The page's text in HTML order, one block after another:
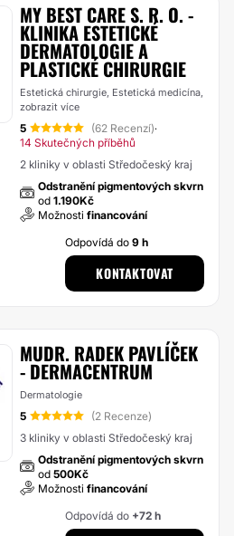
MY BEST CARE S. R. O. -
KLINIKA ESTETICKÉ
DERMATOLOGIE A
PLASTICKÉ CHIRURGIE
Estetická chirurgie, Estetická medicína,
zobrazit více
5 (62 Recenzí)·
14 Skutečných příběhů
2 kliniky v oblasti Středočeský kraj
Odstranění pigmentových skvrn
od 1.190Kč
Možnosti financování
Odpovídá do9 h
KONTAKTOVAT
MUDR. RADEK PAVLÍČEK
- DERMACENTRUM
Dermatologie
5
(2 Recenze)
3 kliniky v oblasti Středočeský kraj
Odstranění pigmentových skvrn
od 500Kč
Možnosti financování
Odpovídá do +72 h